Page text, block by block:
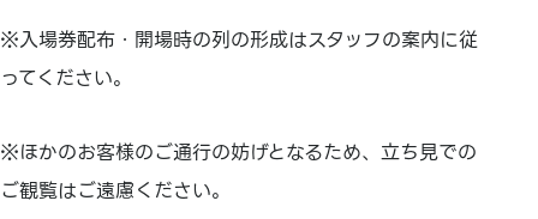
※入場券配布・開場時の列の形成はスタッフの案内に従
ってください。
※ほかのお客様のご通行の妨げとなるため、立ち見での
ご観覧はご遠慮ください。